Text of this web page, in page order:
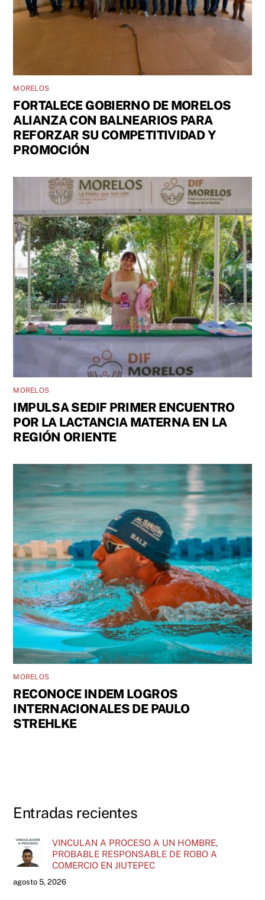
MORELOS
FORTALECE GOBIERNO DE MORELOS
ALIANZA CON BALNEARIOS PARA
REFORZAR SU COMPETITIVIDAD Y
PROMOCIÓN
MORELOS
IMPULSA SEDIF PRIMER ENCUENTRO
POR LA LACTANCIA MATERNA EN LA
REGIÓN ORIENTE
MORELOS
RECONOCE INDEM LOGROS
INTERNACIONALES DE PAULO
STREHLKE
Entradas recientes
VINCULAN A PROCESO A UN HOMBRE,
PROBABLE RESPONSABLE DE ROBO A
COMERCIO EN JIUTEPEC
agosto 5, 2026